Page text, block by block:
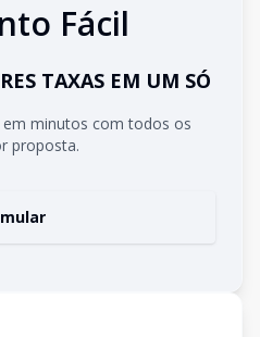
Fácil
TAXAS EM UM SÓ
minutos com todos os
proposta.